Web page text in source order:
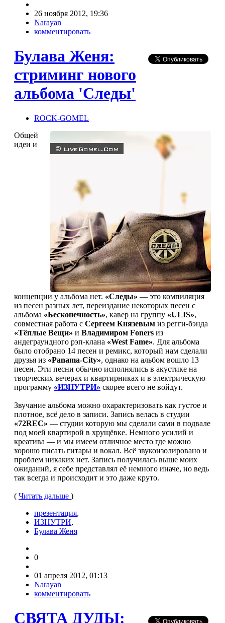
26 ноября 2012, 19:36
Narayan
комментировать
Булава Женя:
стриминг нового
альбома 'Следы'
ROCK-GOMEL
Общей
идеи и
концепции у альбома нет. «Следы» — это компиляция
из песен разных лет, переиздание некоторых песен с
альбома «Бесконечность», кавер на группу «ULIS»,
совместная работа с Сергеем Князевым из регги-бэнда
«Тёплые Вещи» и Владимиром Foners из
андеграундного рэп-клана «West Fame». Для альбома
было отобрано 14 песен и ремикс, который нам сделали
друзья из «Panama-City», однако на альбом вошло 13
песен. Эти песни обычно исполнялись в акустике на
творческих вечерах и квартирниках и в электрическую
программу «ИЗНУТРИ» скорее всего не войдут.
Звучание альбома можно охарактеризовать как густое и
плотное, всё дело в записи. Запись велась в студии
«72REC» — студии которую мы сделали сами в подвале
под моей квартирой в хрущёвке. Немного усилий и
креатива — и мы имеем отличное место где можно
хорошо писать гитары и вокал. Всё звукоизолировано и
проблем никаких нет. Запись получилась выше моих
ожиданий, я себе представлял её немного иначе, но ведь
так всегда и происходит и это даже круто.
( Читать дальше )
презентация,
ИЗНУТРИ,
Булава Женя
0
01 апреля 2012, 01:13
Narayan
комментировать
СВЯТА ДУДЫ: